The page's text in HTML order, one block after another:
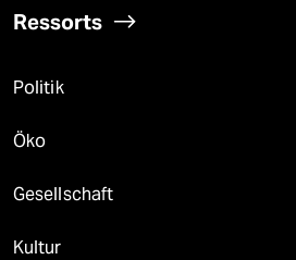
Ressorts
Politik
Öko
Gesellschaft
Kultur